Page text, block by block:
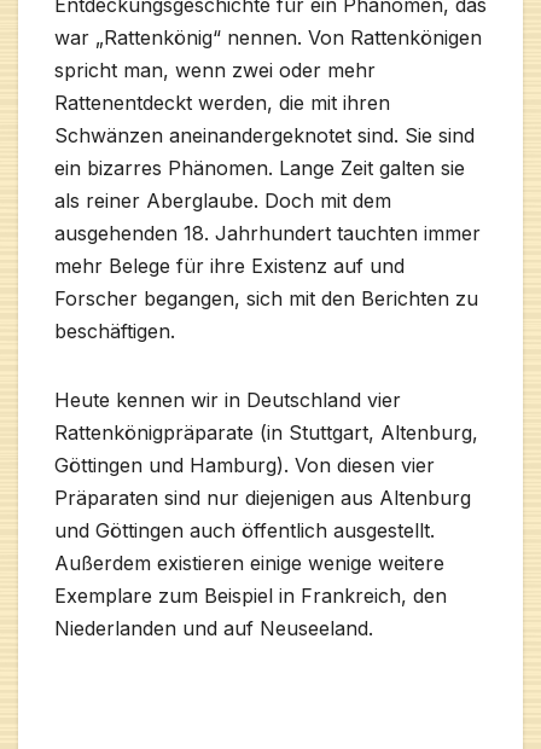
war „Rattenkönig“ nennen. Von Rattenkönigen
spricht man, wenn zwei oder mehr
Rattenentdeckt werden, die mit ihren
Schwänzen aneinandergeknotet sind. Sie sind
ein bizarres Phänomen. Lange Zeit galten sie
als reiner Aberglaube. Doch mit dem
ausgehenden 18. Jahrhundert tauchten immer
mehr Belege für ihre Existenz auf und
Forscher begangen, sich mit den Berichten zu
beschäftigen.
Heute kennen wir in Deutschland vier
Rattenkönigpräparate (in Stuttgart, Altenburg,
Göttingen und Hamburg). Von diesen vier
Präparaten sind nur diejenigen aus Altenburg
und Göttingen auch öffentlich ausgestellt.
Außerdem existieren einige wenige weitere
Exemplare zum Beispiel in Frankreich, den
Niederlanden und auf Neuseeland.